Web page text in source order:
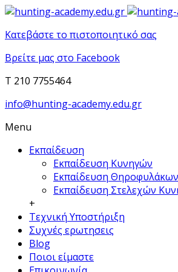
Κατεβάστε το πιστοποιητικό σας
Βρείτε μας στο Facebook
T 210 7755464
info@hunting-academy.edu.gr
Menu
Εκπαίδευση
Εκπαίδευση Κυνηγών
Εκπαίδευση Θηροφυλάκων
Εκπαίδευση Στελεχών
+
Τεχνική Υποστήριξη
Συχνές ερωτησεις
Blog
Ποιοι είμαστε